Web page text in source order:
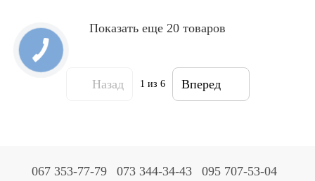
Показать еще 20 товаров
Назад 1 из 6 Вперед
067 353-77-79 073 344-34-43 095 707-53-04